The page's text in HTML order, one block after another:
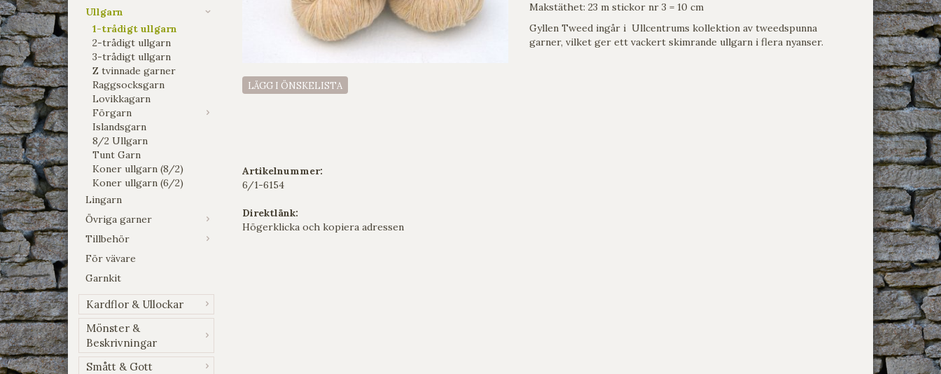
Ullgarn
1-trådigt ullgarn
2-trådigt ullgarn
3-trådigt ullgarn
Z tvinnade garner
Raggsocksgarn
Lovikkagarn
Förgarn
Islandsgarn
8/2 Ullgarn
Tunt Garn
Koner ullgarn (8/2)
Koner ullgarn (6/2)
Lingarn
Övriga garner
Tillbehör
För vävare
Garnkit
Kardflor & Ullockar
Mönster &
Beskrivningar
Smått & Gott
LÄGG I ÖNSKELISTA
Artikelnummer:
6/1-6154
Direktlänk:
Högerklicka och kopiera adressen
Makstäthet: 23 m stickor nr 3 = 10 cm
Gyllen Tweed ingår i Ullcentrums kollektion av tweedspunna
garner, vilket ger ett vackert skimrande ullgarn i flera nyanser.